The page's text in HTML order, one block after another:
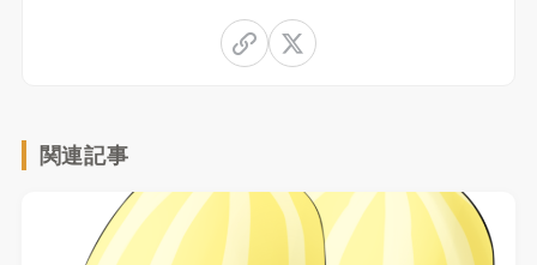
関連記事